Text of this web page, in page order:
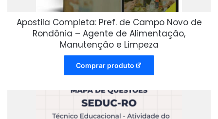
Apostila Completa: Pref. de Campo Novo de
Rondônia – Agente de Alimentação,
Manutenção e Limpeza
Comprar produto